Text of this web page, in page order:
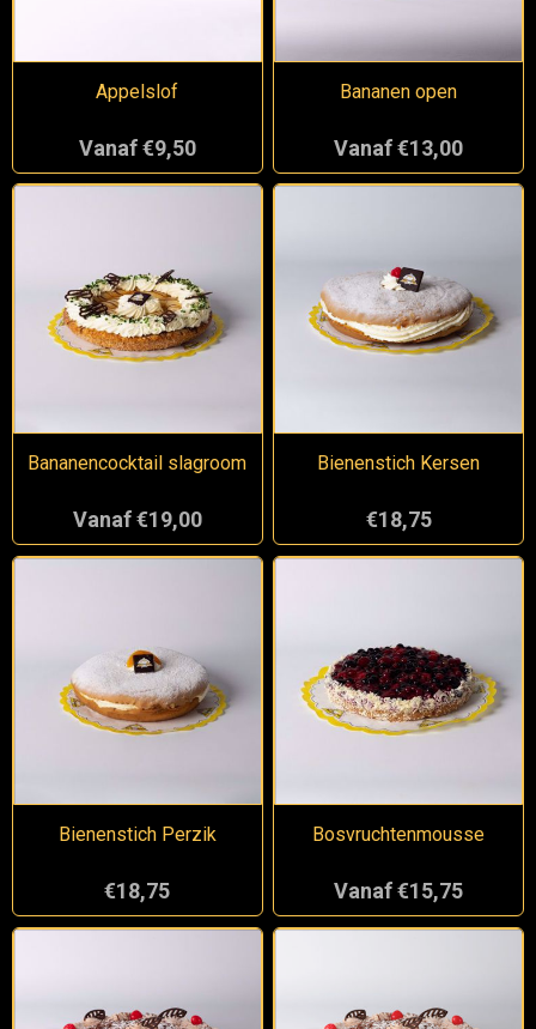
Appelslof
Vanaf €9,50
Bananen open
Vanaf €13,00
Bananencocktail slagroom
Vanaf €19,00
Bienenstich Kersen
€18,75
Bienenstich Perzik
€18,75
Bosvruchtenmousse
Vanaf €15,75